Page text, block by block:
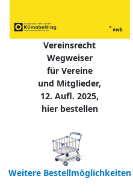
Vereinsrecht
Wegweiser
für Vereine
und Mitglieder,
12. Aufl. 2025,
hier bestellen
Weitere Bestellmöglichkeiten